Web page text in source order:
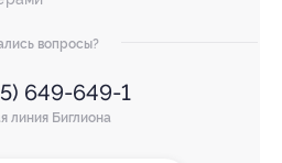
вопросы?
649-649-1
линия Биглиона